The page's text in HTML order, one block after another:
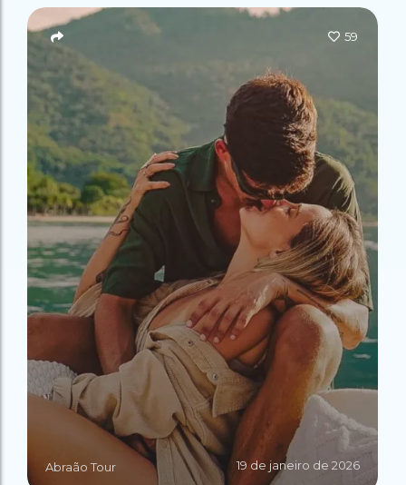
Paradisíacas
Gruta
Acaiá
Lagoa
Azul de
Escuna
Romântico
no Saco do
de Solteira
Caipirinha
Tour na
Ilha
Grande
Passeio
Bate e
Volta
Rio x
Ilha
Grande
Gruta
do
Acaiá
Lagoa
Azul de
Escuna
no Saco do
Caipirinha
Tour na
Grande
Passeio
Bate e
Volta
Rio x
Ilha
Grande
Abraão Tour 19 de janeiro de 2026
59